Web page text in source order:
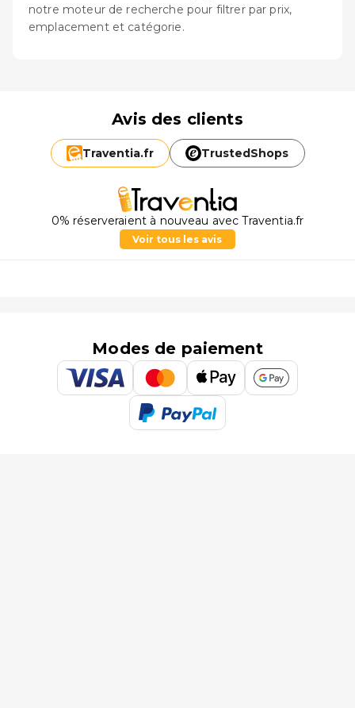
notre moteur de recherche pour filtrer par prix,
emplacement et catégorie.
Avis des clients
Traventia.fr TrustedShops
0% réserveraient à nouveau avec Traventia.fr
Voir tous les avis
Modes de paiement